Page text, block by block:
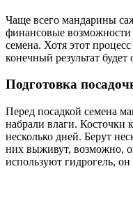
Чаще всего мандарины
финансовые
семена. Хотя этот
конечный результат будет
Подготовка
Перед посадкой семена
набрали влаги.
несколько дней. Берут
них выживут, возможно,
используют гидрогель,